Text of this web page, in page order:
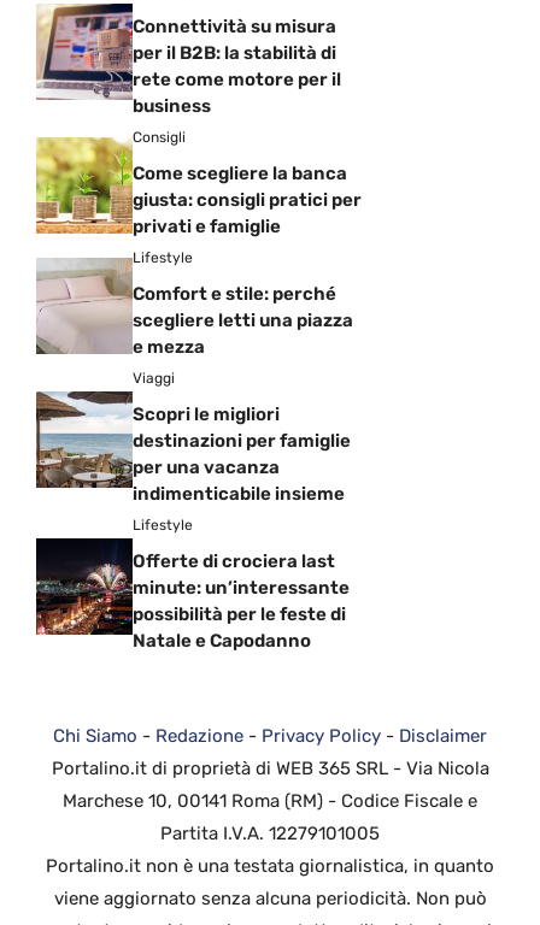
Connettività su misura
per il B2B: la stabilità di
rete come motore per il
business
Consigli
Come scegliere la banca
giusta: consigli pratici per
privati e famiglie
Lifestyle
Comfort e stile: perché
scegliere letti una piazza
e mezza
Viaggi
Scopri le migliori
destinazioni per famiglie
per una vacanza
indimenticabile insieme
Lifestyle
Offerte di crociera last
minute: un’interessante
possibilità per le feste di
Natale e Capodanno
Chi Siamo - Redazione - Privacy Policy - Disclaimer
Portalino.it di proprietà di WEB 365 SRL - Via Nicola
Marchese 10, 00141 Roma (RM) - Codice Fiscale e
Partita I.V.A. 12279101005
Portalino.it non è una testata giornalistica, in quanto
viene aggiornato senza alcuna periodicità. Non può